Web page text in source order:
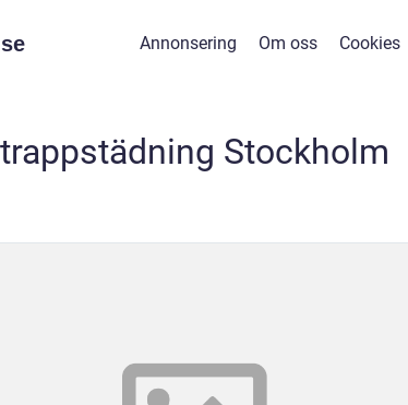
se Annonsering Om oss Cookies
trappstädning Stockholm